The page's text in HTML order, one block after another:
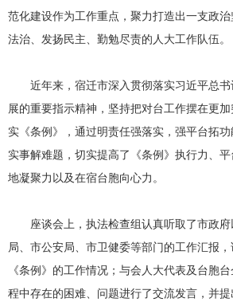
范化建设作为工作重点，聚力打造出一支政
法治、发扬民主、勤勉尽责的人大工作队伍。
近年来，宿迁市深入贯彻落实习近平总书
展的重要指示精神，坚持把对台工作摆在更
实《条例》，通过明责任强落实，强平台拓
实事解难题，切实提高了《条例》执行力、
地凝聚力以及在宿台胞向心力。
座谈会上，执法检查组认真听取了市政府
局、市公安局、市卫健委等部门的工作汇报
《条例》的工作情况；与会人大代表及台胞
程中存在的困难、问题进行了交流发言，并提